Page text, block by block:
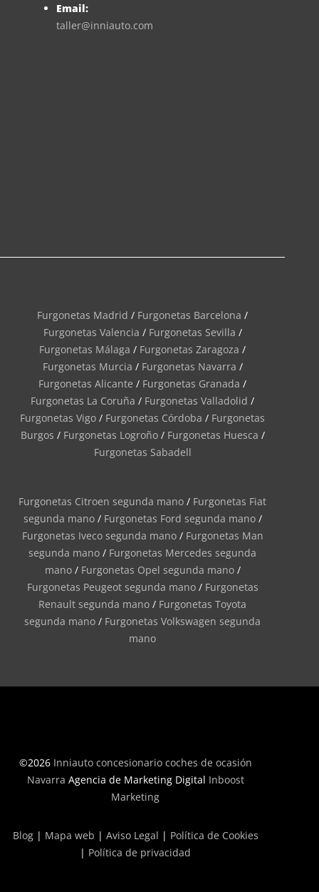
Email:
taller@inniauto.com
Furgonetas Madrid / Furgonetas Barcelona /
Furgonetas Valencia / Furgonetas Sevilla /
Furgonetas Málaga / Furgonetas Zaragoza /
Furgonetas Murcia / Furgonetas Navarra /
Furgonetas Alicante / Furgonetas Granada /
Furgonetas La Coruña / Furgonetas Valladolid /
Furgonetas Vigo / Furgonetas Córdoba / Furgonetas
Burgos / Furgonetas Logroño/ Furgonetas Huesca /
Furgonetas Sabadell
Furgonetas Citroen segunda mano / Furgonetas Fiat
segunda mano/ Furgonetas Ford segunda mano/
Furgonetas Iveco segunda mano/ Furgonetas Man
segunda mano / Furgonetas Mercedes segunda
mano/ Furgonetas Opel segunda mano/
Furgonetas Peugeot segunda mano/ Furgonetas
Renault segunda mano / Furgonetas Toyota
segunda mano / Furgonetas Volkswagen segunda
mano
©2026 Inniauto concesionario coches de ocasión
Navarra Agencia de Marketing Digital Inboost
Marketing
Blog| Mapa web | Aviso Legal | Política de Cookies
| Política de privacidad